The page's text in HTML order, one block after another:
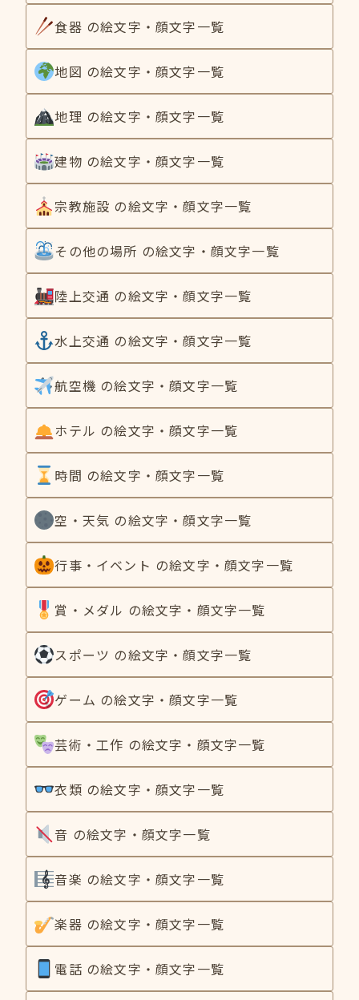
食器 の絵文字・顔文字一覧
地図 の絵文字・顔文字一覧
地理 の絵文字・顔文字一覧
建物 の絵文字・顔文字一覧
宗教施設 の絵文字・顔文字一覧
その他の場所 の絵文字・顔文字一覧
陸上交通 の絵文字・顔文字一覧
水上交通 の絵文字・顔文字一覧
航空機 の絵文字・顔文字一覧
ホテル の絵文字・顔文字一覧
時間 の絵文字・顔文字一覧
空・天気 の絵文字・顔文字一覧
行事・イベント の絵文字・顔文字一覧
賞・メダル の絵文字・顔文字一覧
スポーツ の絵文字・顔文字一覧
ゲーム の絵文字・顔文字一覧
芸術・工作 の絵文字・顔文字一覧
衣類 の絵文字・顔文字一覧
音 の絵文字・顔文字一覧
音楽 の絵文字・顔文字一覧
楽器 の絵文字・顔文字一覧
電話 の絵文字・顔文字一覧